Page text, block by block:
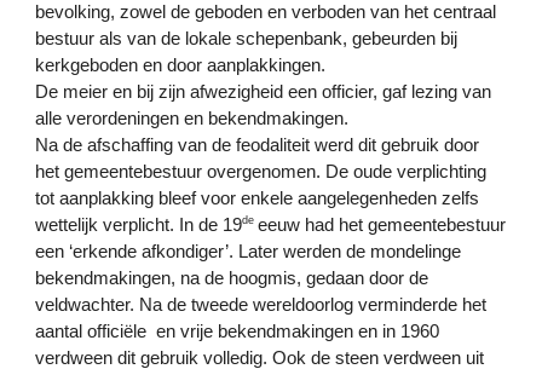
bevolking, zowel de geboden en verboden van het centraal
bestuur als van de lokale schepenbank, gebeurden bij
kerkgeboden en door aanplakkingen.
De meier en bij zijn afwezigheid een officier, gaf lezing van
alle verordeningen en bekendmakingen.
Na de afschaffing van de feodaliteit werd dit gebruik door
het gemeentebestuur overgenomen. De oude verplichting
tot aanplakking bleef voor enkele aangelegenheden zelfs
wettelijk verplicht. In de 19de eeuw had het gemeentebestuur
een ‘erkende afkondiger’. Later werden de mondelinge
bekendmakingen, na de hoogmis, gedaan door de
veldwachter. Na de tweede wereldoorlog verminderde het
aantal officiële en vrije bekendmakingen en in 1960
verdween dit gebruik volledig. Ook de steen verdween uit